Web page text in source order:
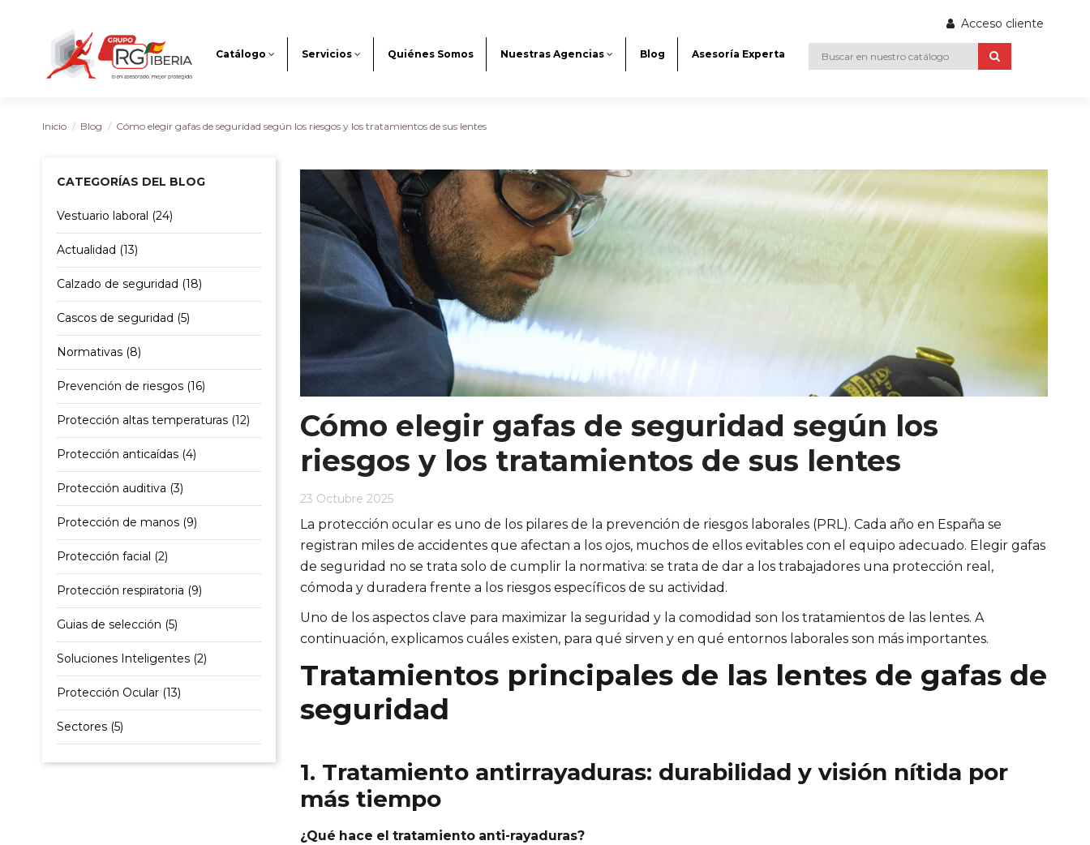
Acceso cliente
Catálogo Servicios Quiénes Somos Nuestras Agencias Blog Asesoría Experta
Inicio Blog Cómo elegir gafas de seguridad según los riesgos y los tratamientos de sus lentes
Cómo elegir gafas de seguridad según los
riesgos y los tratamientos de sus lentes
23 Octubre 2025
La protección ocular es uno de los pilares de la prevención de riesgos laborales (PRL). Cada año en España se
registran miles de accidentes que afectan a los ojos, muchos de ellos evitables con el equipo adecuado. Elegir gafas
de seguridad no se trata solo de cumplir la normativa: se trata de dar a los trabajadores una protección real,
cómoda y duradera frente a los riesgos específicos de su actividad.
Uno de los aspectos clave para maximizar la seguridad y la comodidad son los tratamientos de las lentes. A
continuación, explicamos cuáles existen, para qué sirven y en qué entornos laborales son más importantes.
Tratamientos principales de las lentes de gafas de
seguridad
1. Tratamiento antirrayaduras: durabilidad y visión nítida por
más tiempo
¿Qué hace el tratamiento anti-rayaduras?
CATEGORÍAS DEL BLOG
Vestuario laboral (24)
Actualidad (13)
Calzado de seguridad (18)
Cascos de seguridad (5)
Normativas (8)
Prevención de riesgos (16)
Protección altas temperaturas (12)
Protección anticaídas (4)
Protección auditiva (3)
Protección de manos (9)
Protección facial (2)
Protección respiratoria (9)
Guias de selección (5)
Soluciones Inteligentes (2)
Protección Ocular (13)
Sectores (5)